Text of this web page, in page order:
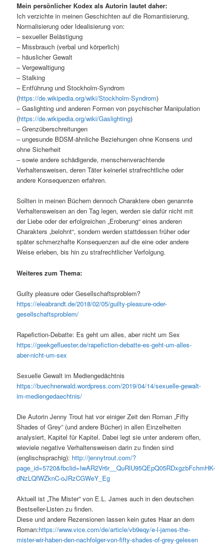
Mein persönlicher Kodex als Autorin lautet daher:
Ich verzichte in meinen Geschichten auf die Romantisierung,
Normalisierung oder Idealisierung von:
– sexueller Belästigung
– Missbrauch (verbal und körperlich)
– häuslicher Gewalt
– Vergewaltigung
– Stalking
– Entführung und Stockholm-Syndrom
(https://de.wikipedia.org/wiki/Stockholm-Syndrom)
– Gaslighting und anderen Formen von psychischer Manipulation
(https://de.wikipedia.org/wiki/Gaslighting)
– Grenzüberschreitungen
– ungesunde BDSM-ähnliche Beziehungen ohne Konsens und
ohne Sicherheit
– sowie andere schädigende, menschenverachtende
Verhaltensweisen, deren Täter keinerlei strafrechtliche oder
andere Konsequenzen erfahren.
Sollten in meinen Büchern dennoch Charaktere oben genannte
Verhaltensweisen an den Tag legen, werden sie dafür nicht mit
der Liebe oder der erfolgreichen „Eroberung“ eines anderen
Charakters „belohnt“, sondern werden stattdessen früher oder
später schmerzhafte Konsequenzen auf die eine oder andere
Weise erleben, bis hin zu strafrechtlicher Verfolgung.
Weiteres zum Thema:
Guilty pleasure oder Gesellschaftsproblem?
https://eleabrandt.de/2018/02/05/guilty-pleasure-oder-
gesellschaftsproblem/
Rapefiction-Debatte: Es geht um alles, aber nicht um Sex
https://geekgefluester.de/rapefiction-debatte-es-geht-um-alles-
aber-nicht-um-sex
Sexuelle Gewalt im Mediengedächtnis
https://buechnerwald.wordpress.com/2019/04/14/sexuelle-gewalt-
im-mediengedaechtnis/
Die Autorin Jenny Trout hat vor einiger Zeit den Roman „Fifty
Shades of Grey” (und andere Bücher) in allen Einzelheiten
analysiert, Kapitel für Kapitel. Dabei legt sie unter anderem offen,
wieviele negative Verhaltensweisen darin zu finden sind
(englischsprachig): http://jennytrout.com/?
page_id=5720&fbclid=IwAR2Vr6r__QuRlU95QEpQ05RDxgzbFchmHK-
dNzLQfWZknC-oJRzCGWeY_Eg
Aktuell ist „The Mister” von E.L. James auch in den deutschen
Bestseller-Listen zu finden.
Diese und andere Rezensionen lassen kein gutes Haar an dem
Roman:https://www.vice.com/de/article/vb9eqy/e-l-james-the-
mister-wir-haben-den-nachfolger-von-fifty-shades-of-grey-gelesen